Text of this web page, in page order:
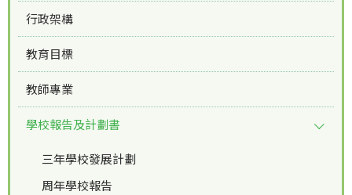
行政架構
教育目標
教師專業
學校報告及計劃書
三年學校發展計劃
周年學校報告